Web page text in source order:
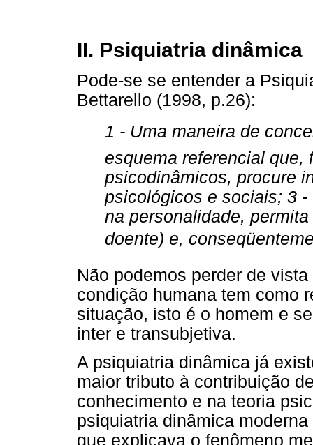
II. Psiquiatria dinâmica
Pode-se se entender a
Bettarello (1998, p.26):
1 - Uma maneira de
esquema referencial que,
psicodinâmicos, procure
psicológicos e sociais; 3
na personalidade,
doente) e,
Não podemos perder de
condição humana tem como
situação, isto é o homem e
inter e transubjetiva.
A psiquiatria dinâmica já
maior tributo à contribuição
conhecimento e na teoria
psiquiatria dinâmica
que explicava o fenômeno